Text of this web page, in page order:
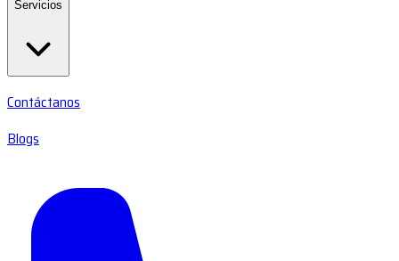
Servicios
Contáctanos
Blogs